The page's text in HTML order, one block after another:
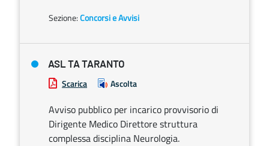
Sezione:Concorsi e Avvisi
ASL TA TARANTO
Scarica Ascolta
Avviso pubblico per incarico provvisorio di
Dirigente Medico Direttore struttura
complessa disciplina Neurologia.